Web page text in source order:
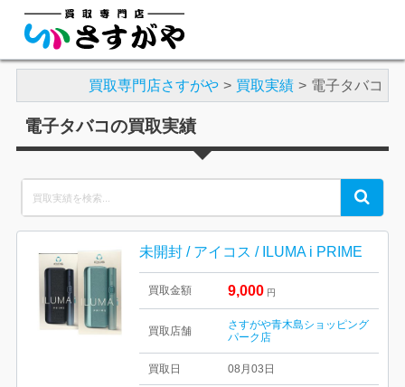
買取専門店さすがや 買取実績 電子タバコ
電子タバコの買取実績
for:
Search
未開封 / アイコス / ILUMA i PRIME
買取金額 9,000 円
買取店舗
さすがや青木島ショッピング
パーク店
買取日 08月03日